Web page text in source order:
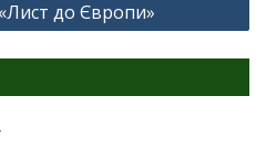
до Європи»